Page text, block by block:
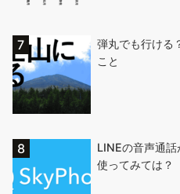
弾丸でも行ける
こと
LINEの音声通
使ってみては？